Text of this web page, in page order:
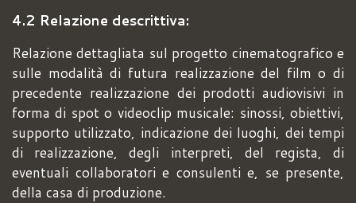
4.2 Relazione descrittiva:
Relazione dettagliata sul progetto cinematografico e
sulle modalità di futura realizzazione del film o di
precedente realizzazione dei prodotti audiovisivi in
forma di spot o videoclip musicale: sinossi, obiettivi,
supporto utilizzato, indicazione dei luoghi, dei tempi
di realizzazione, degli interpreti, del regista, di
eventuali collaboratori e consulenti e, se presente,
della casa di produzione.